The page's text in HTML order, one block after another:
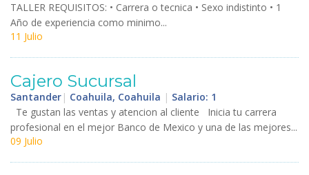
TALLER REQUISITOS: • Carrera o tecnica • Sexo indistinto • 1
Año de experiencia como minimo...
11 Julio
Cajero Sucursal
Santander | Coahuila, Coahuila | Salario: 1
Te gustan las ventas y atencion al cliente Inicia tu carrera
profesional en el mejor Banco de Mexico y una de las mejores...
09 Julio